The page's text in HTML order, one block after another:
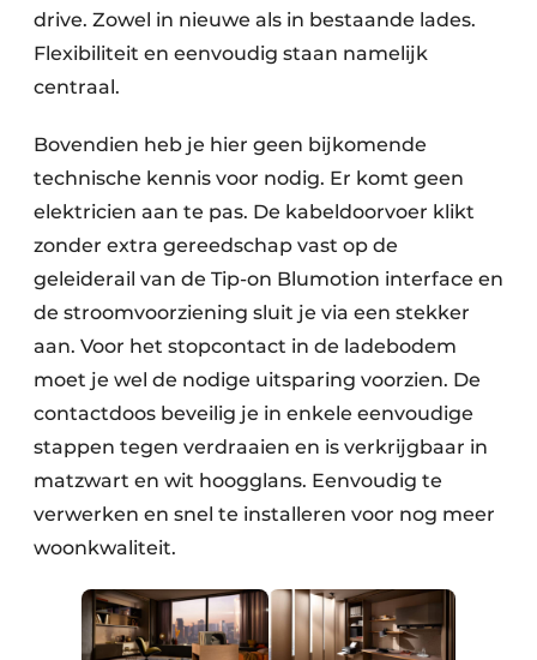
drive. Zowel in nieuwe als in bestaande lades.
Flexibiliteit en eenvoudig staan namelijk
centraal.
Bovendien heb je hier geen bijkomende
technische kennis voor nodig. Er komt geen
elektricien aan te pas. De kabeldoorvoer klikt
zonder extra gereedschap vast op de
geleiderail van de Tip-on Blumotion interface en
de stroomvoorziening sluit je via een stekker
aan. Voor het stopcontact in de ladebodem
moet je wel de nodige uitsparing voorzien. De
contactdoos beveilig je in enkele eenvoudige
stappen tegen verdraaien en is verkrijgbaar in
matzwart en wit hoogglans. Eenvoudig te
verwerken en snel te installeren voor nog meer
woonkwaliteit.